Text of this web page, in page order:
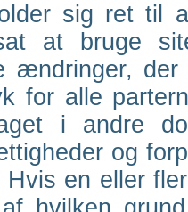
sig ret til
at bruge
ændringer,
for alle
i andre
og
Hvis en eller